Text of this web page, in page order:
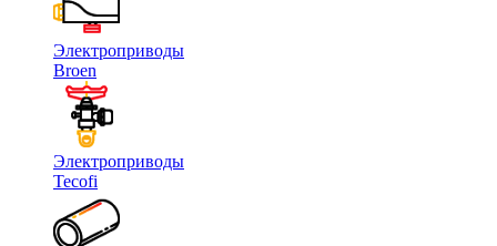
Электроприводы
Broen
Электроприводы
Tecofi